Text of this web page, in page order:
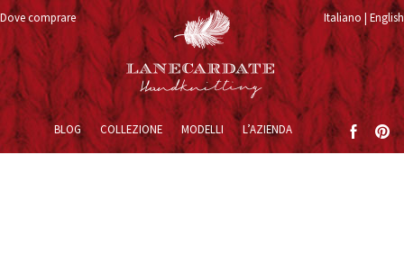
Italiano English
Dove comprare
Vai al contenuto
BLOG COLLEZIONE MODELLI L’AZIENDA